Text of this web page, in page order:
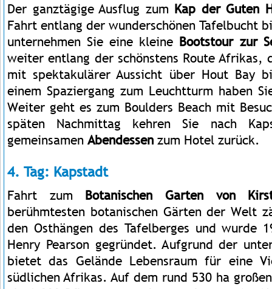
Der ganztägige Ausflug zum Kap der Guten
Fahrt entlang der wunderschönen Tafelbucht
unternehmen Sie eine kleine Bootstour zur
weiter entlang der schönstens Route Afrikas,
mit spektakulärer Aussicht über Hout Bay
einem Spaziergang zum Leuchtturm haben
Weiter geht es zum Boulders Beach mit
späten Nachmittag kehren Sie nach
gemeinsamen Abendessen zum Hotel zurück.
4. Tag: Kapstadt
Fahrt zum Botanischen Garten von
berühmtesten botanischen Gärten der Welt
den Osthängen des Tafelberges und wurde
Henry Pearson gegründet. Aufgrund der
bietet das Gelände Lebensraum für eine
südlichen Afrikas. Auf dem rund 530 ha